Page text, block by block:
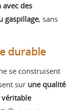
des
gaspillage, sans
durable
se construisent
sur une qualité